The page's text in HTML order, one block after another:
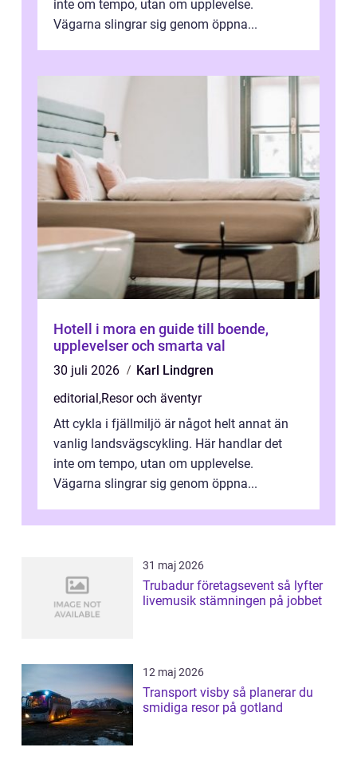
inte om tempo, utan om upplevelse.
Vägarna slingrar sig genom öppna...
Hotell i mora en guide till boende,
upplevelser och smarta val
30 juli 2026
Karl Lindgren
editorial,Resor och äventyr
Att cykla i fjällmiljö är något helt annat än
vanlig landsvägscykling. Här handlar det
inte om tempo, utan om upplevelse.
Vägarna slingrar sig genom öppna...
31 maj 2026
Trubadur företagsevent så lyfter
livemusik stämningen på jobbet
12 maj 2026
Transport visby så planerar du
smidiga resor på gotland